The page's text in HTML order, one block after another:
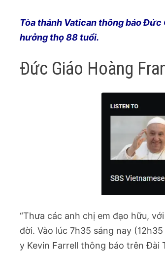
Tòa thánh Vatican thông báo Đức
hưởng thọ 88 tuổi.
Đức Giáo Hoàng
“Thưa các anh chị em đạo hữu,
đời. Vào lúc 7h35 sáng nay
y Kevin Farrell thông báo trên Đài